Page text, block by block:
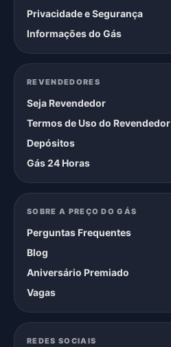
Privacidade e Segurança
Informações do Gás
REVENDEDORES
Seja Revendedor
Termos de Uso do Revendedor
Depósitos
Gás 24 Horas
SOBRE A PREÇO DO GÁS
Perguntas Frequentes
Blog
Aniversário Premiado
Vagas
REDES SOCIAIS